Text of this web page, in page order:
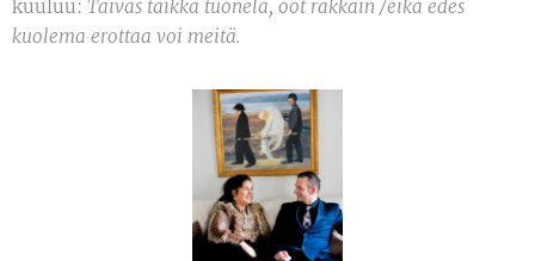
kuuluu: Taivas taikka tuonela, oot rakkain /eikä edes
kuolema erottaa voi meitä.